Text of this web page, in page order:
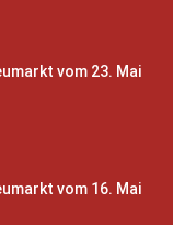
vom 23. Mai
vom 16. Mai